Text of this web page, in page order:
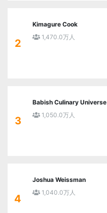
2
Kimagure Cook
1,470.0万人
3
Babish Culinary Universe
1,050.0万人
4
Joshua Weissman
1,040.0万人